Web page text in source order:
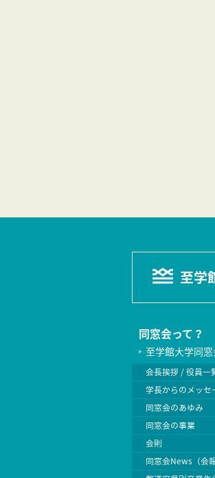
至学
同窓会って？
至学館大学同
会長挨拶 / 役員一
学長からのメッセ
同窓会のあゆみ
同窓会の事業
会則
同窓会News（会報